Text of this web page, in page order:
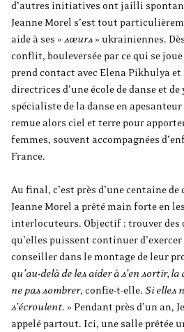
d’autres initiatives ont jailli
Jeanne Morel s’est tout
aide à ses «sœurs » ukrainiennes.
conflit, bouleversée par ce qui se joue
prend contact avec Elena Pikhulya
directrices d’une école de danse et de
spécialiste de la danse en
remue alors ciel et terre pour
femmes, souvent accompagnées
France.
Au final, c’est près d’une centaine
Jeanne Morel a prêté main forte en
interlocuteurs. Objectif : trouver des
qu’elles puissent continuer
conseiller dans le montage de leur
qu’au-delà de les aider à s’en sortir,
ne pas sombrer, confie-t-elle. Si elles
s’écroulent. » Pendant près d’un an,
appelé partout. Ici, une salle prêtée